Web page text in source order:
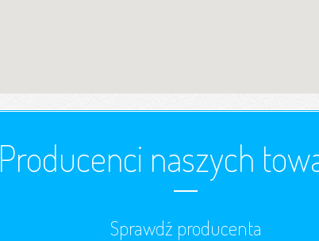
Producenci naszych
Sprawdź producenta